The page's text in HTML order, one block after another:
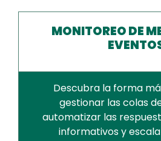
MONITOREO DE
Descubra la forma
gestionar las colas
automatizar las
informativos y